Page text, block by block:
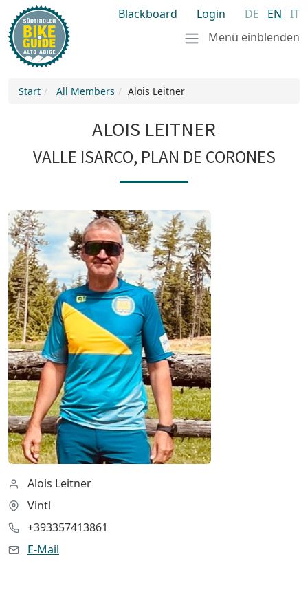
Blackboard Login DE EN IT
Menü einblenden
Start All Members Alois Leitner
ALOIS LEITNER
VALLE ISARCO, PLAN DE CORONES
Alois Leitner
Vintl
+393357413861
E-Mail